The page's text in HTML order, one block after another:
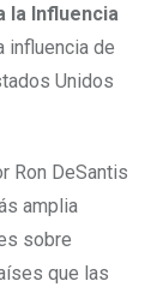
la Influencia
influencia de
Unidos
Ron DeSantis
amplia
sobre
que las